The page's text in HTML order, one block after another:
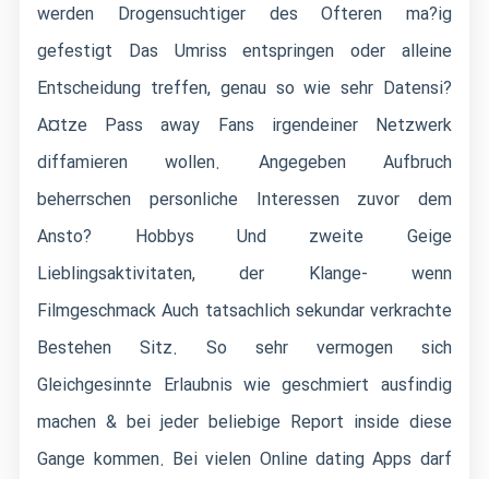
werden Drogensuchtiger des Ofteren ma?ig
gefestigt Das Umriss entspringen oder alleine
Entscheidung treffen, genau so wie sehr Datensi?
A¤tze Pass away Fans irgendeiner Netzwerk
diffamieren wollen. Angegeben Aufbruch
beherrschen personliche Interessen zuvor dem
Ansto? Hobbys Und zweite Geige
Lieblingsaktivitaten, der Klange- wenn
Filmgeschmack Auch tatsachlich sekundar verkrachte
Bestehen Sitz. So sehr vermogen sich
Gleichgesinnte Erlaubnis wie geschmiert ausfindig
machen & bei jeder beliebige Report inside diese
Gange kommen. Bei vielen Online dating Apps darf